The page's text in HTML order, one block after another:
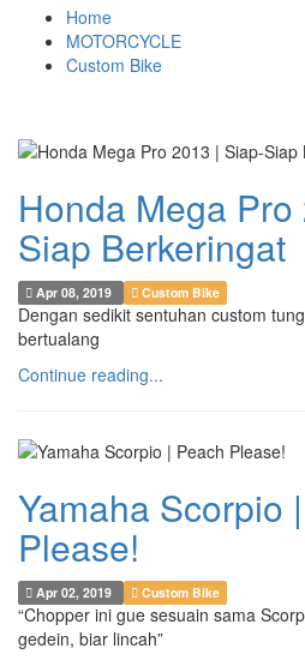
Home
MOTORCYCLE
Custom Bike
Honda Mega
Siap Berkeringat
Apr 08, 2019 Custom Bike
Dengan sedikit sentuhan custom
bertualang
Continue reading...
Yamaha Scorpio
Please!
Apr 02, 2019 Custom Bike
“Chopper ini gue sesuain sama
gedein, biar lincah”